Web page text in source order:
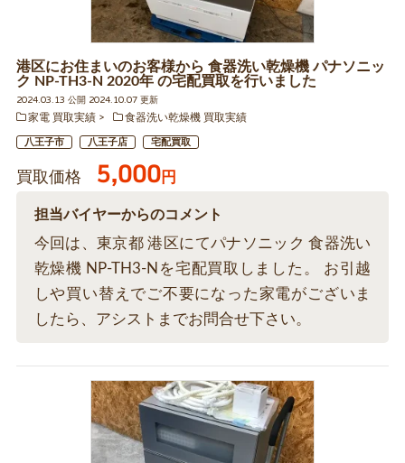
港区にお住まいのお客様から 食器洗い乾燥機 パナソニッ
ク NP-TH3-N 2020年 の宅配買取を行いました
2024.03.13 公開 2024.10.07 更新
家電 買取実績
食器洗い乾燥機 買取実績
八王子市 八王子店 宅配買取
買取価格 5,000円
担当バイヤーからのコメント
今回は、東京都 港区にてパナソニック 食器洗い
乾燥機 NP-TH3-Nを宅配買取しました。 お引越
しや買い替えでご不要になった家電がございま
したら、アシストまでお問合せ下さい。